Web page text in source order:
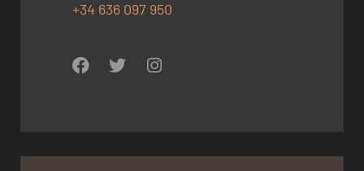
+34 636 097 950